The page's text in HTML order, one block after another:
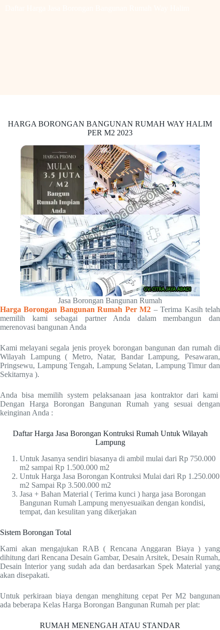
HARGA BORONGAN BANGUNAN RUMAH WAY HALIM
PER M2 2023
Jasa Borongan Bangunan Rumah
Harga Borongan Bangunan Rumah Per M2 – Terima Kasih telah
memilih kami sebagai partner Anda dalam membangun dan
merenovasi bangunan Anda
Kami melayani segala jenis proyek borongan bangunan dan rumah di
Wilayah Lampung ( Metro, Natar, Bandar Lampung, Pesawaran,
Pringsewu, Lampung Tengah, Lampung Selatan, Lampung Timur dan
Sekitarnya ).
Anda bisa memilih system pelaksanaan jasa kontraktor dari kami
Dengan Harga Borongan Bangunan Rumah yang sesuai dengan
keinginan Anda :
Daftar Harga Jasa Borongan Kontruksi Rumah Untuk Wilayah
Lampung
Untuk Jasanya sendiri biasanya di ambil mulai dari Rp 750.000
m2 sampai Rp 1.500.000 m2
Untuk Harga Jasa Borongan Kontruksi Mulai dari Rp 1.250.000
m2 Sampai Rp 3.500.000 m2
Jasa + Bahan Material ( Terima kunci ) harga jasa Borongan
Bangunan Rumah Lampung menyesuaikan dengan kondisi,
tempat, dan kesulitan yang dikerjakan
Sistem Borongan Total
Kami akan mengajukan RAB ( Rencana Anggaran Biaya ) yang
dihitung dari Rencana Desain Gambar, Desain Arsitek, Desain Rumah,
Desain Interior yang sudah ada dan berdasarkan Spek Material yang
akan disepakati.
Untuk perkiraan biaya dengan menghitung cepat Per M2 bangunan
ada beberapa Kelas Harga Borongan Bangunan Rumah per plat:
RUMAH MENENGAH ATAU STANDAR